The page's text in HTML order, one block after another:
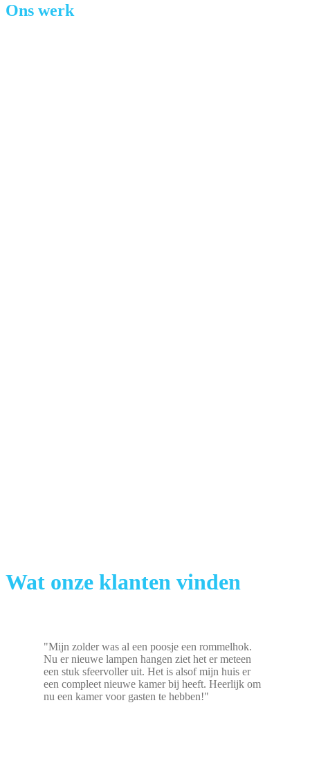
Ons werk
Wat onze klanten vinden
"Mijn zolder was al een poosje een rommelhok.
Nu er nieuwe lampen hangen ziet het er meteen
een stuk sfeervoller uit. Het is alsof mijn huis er
een compleet nieuwe kamer bij heeft. Heerlijk om
nu een kamer voor gasten te hebben!"